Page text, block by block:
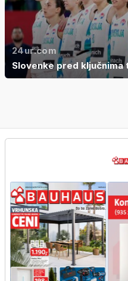
24ur.com
Slovenke pred